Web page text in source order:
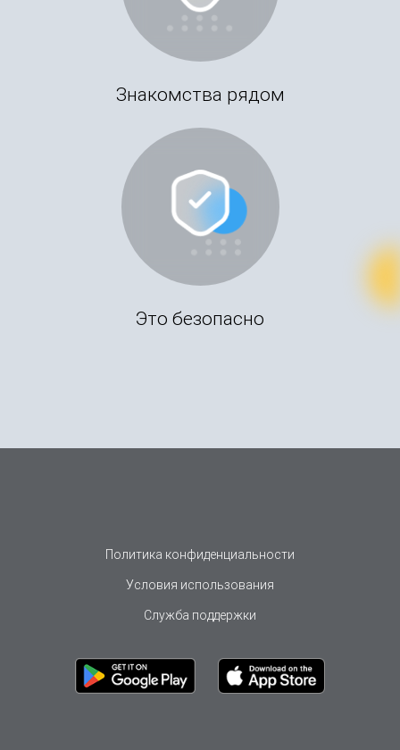
Знакомства рядом
Это безопасно
Политика конфиденциальности
Условия использования
Служба поддержки